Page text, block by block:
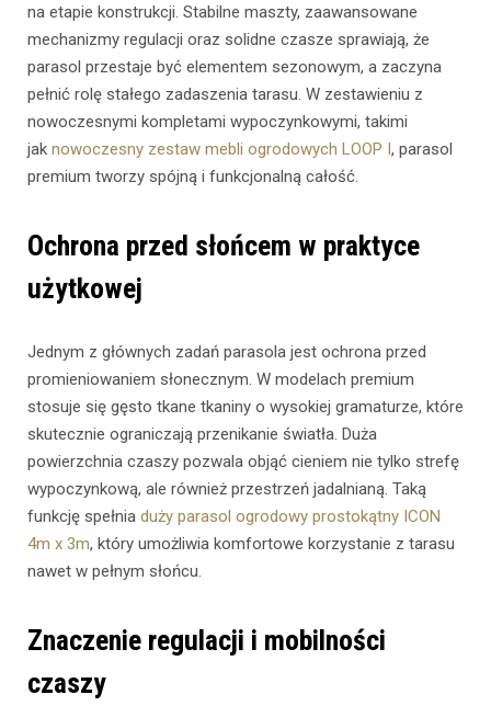
na etapie konstrukcji. Stabilne maszty, zaawansowane
mechanizmy regulacji oraz solidne czasze sprawiają, że
parasol przestaje być elementem sezonowym, a zaczyna
pełnić rolę stałego zadaszenia tarasu. W zestawieniu z
nowoczesnymi kompletami wypoczynkowymi, takimi
jak nowoczesny zestaw mebli ogrodowych LOOP I, parasol
premium tworzy spójną i funkcjonalną całość.
Ochrona przed słońcem w praktyce
użytkowej
Jednym z głównych zadań parasola jest ochrona przed
promieniowaniem słonecznym. W modelach premium
stosuje się gęsto tkane tkaniny o wysokiej gramaturze, które
skutecznie ograniczają przenikanie światła. Duża
powierzchnia czaszy pozwala objąć cieniem nie tylko strefę
wypoczynkową, ale również przestrzeń jadalnianą. Taką
funkcję spełnia duży parasol ogrodowy prostokątny ICON
4m x 3m, który umożliwia komfortowe korzystanie z tarasu
nawet w pełnym słońcu.
Znaczenie regulacji i mobilności
czaszy